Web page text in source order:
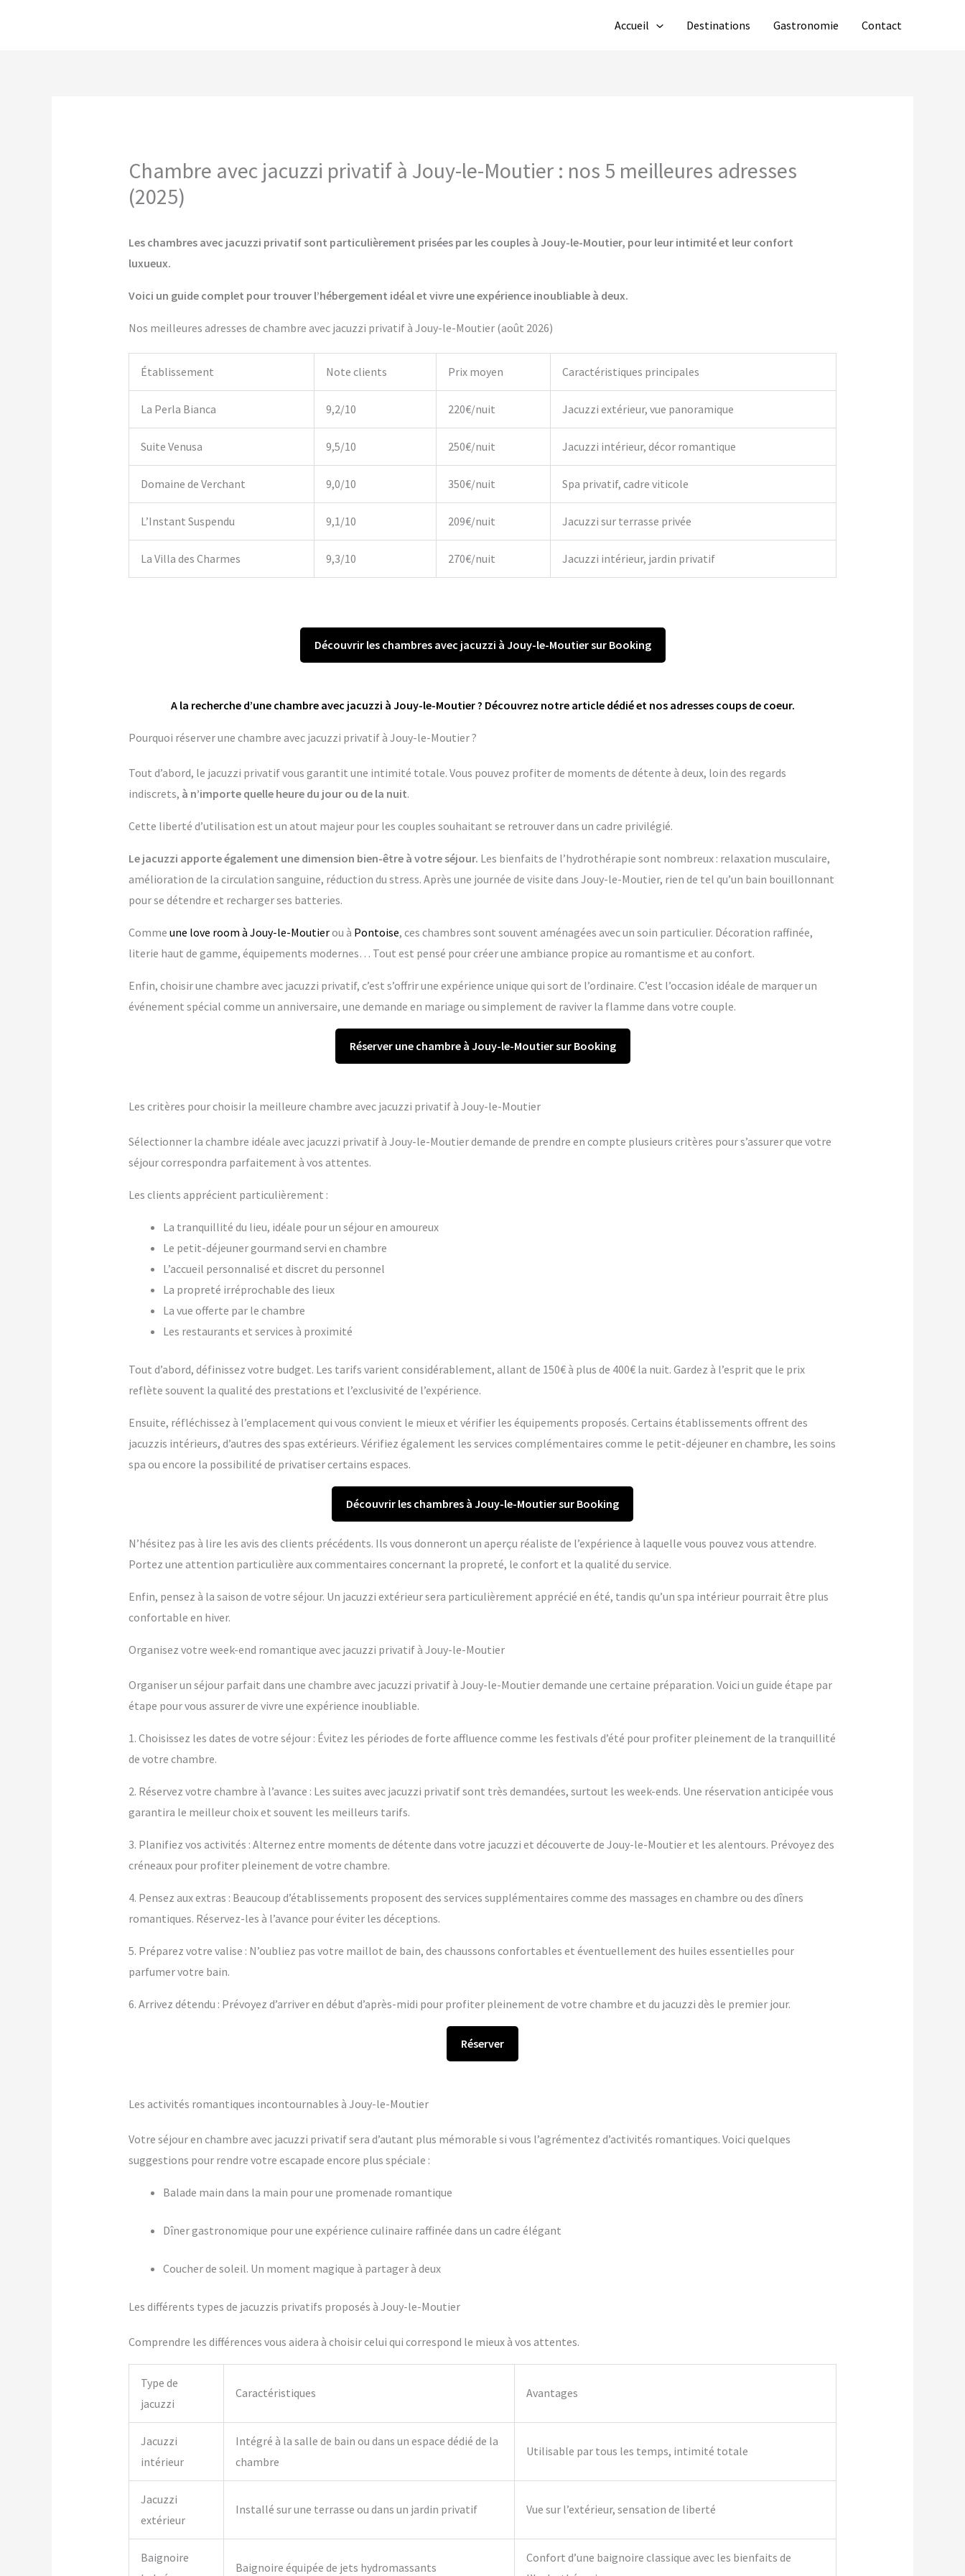
Accueil Destinations Gastronomie Contact
Chambre avec jacuzzi privatif à Jouy-le-Moutier : nos 5 meilleures adresses
(2025)
Les chambres avec jacuzzi privatif sont particulièrement prisées par les couples à Jouy-le-Moutier, pour leur intimité et leur confort
luxueux.
Voici un guide complet pour trouver l’hébergement idéal et vivre une expérience inoubliable à deux.
Nos meilleures adresses de chambre avec jacuzzi privatif à Jouy-le-Moutier (août 2026)
Établissement Note clients Prix moyen Caractéristiques principales
La Perla Bianca 9,2/10 220€/nuit Jacuzzi extérieur, vue panoramique
Suite Venusa 9,5/10 250€/nuit Jacuzzi intérieur, décor romantique
Domaine de Verchant 9,0/10 350€/nuit Spa privatif, cadre viticole
L’Instant Suspendu 9,1/10 209€/nuit Jacuzzi sur terrasse privée
La Villa des Charmes 9,3/10 270€/nuit Jacuzzi intérieur, jardin privatif
Découvrir les chambres avec jacuzzi à Jouy-le-Moutier sur Booking
A la recherche d’une chambre avec jacuzzi à Jouy-le-Moutier ? Découvrez notre article dédié et nos adresses coups de coeur.
Pourquoi réserver une chambre avec jacuzzi privatif à Jouy-le-Moutier ?
Tout d’abord, le jacuzzi privatif vous garantit une intimité totale. Vous pouvez profiter de moments de détente à deux, loin des regards
indiscrets, à n’importe quelle heure du jour ou de la nuit.
Cette liberté d’utilisation est un atout majeur pour les couples souhaitant se retrouver dans un cadre privilégié.
Le jacuzzi apporte également une dimension bien-être à votre séjour. Les bienfaits de l’hydrothérapie sont nombreux : relaxation musculaire,
amélioration de la circulation sanguine, réduction du stress. Après une journée de visite dans Jouy-le-Moutier, rien de tel qu’un bain bouillonnant
pour se détendre et recharger ses batteries.
Comme une love room à Jouy-le-Moutierou à Pontoise, ces chambres sont souvent aménagées avec un soin particulier. Décoration raffinée,
literie haut de gamme, équipements modernes… Tout est pensé pour créer une ambiance propice au romantisme et au confort.
Enfin, choisir une chambre avec jacuzzi privatif, c’est s’offrir une expérience unique qui sort de l’ordinaire. C’est l’occasion idéale de marquer un
événement spécial comme un anniversaire, une demande en mariage ou simplement de raviver la flamme dans votre couple.
Réserver une chambre à Jouy-le-Moutier sur Booking
Les critères pour choisir la meilleure chambre avec jacuzzi privatif à Jouy-le-Moutier
Sélectionner la chambre idéale avec jacuzzi privatif à Jouy-le-Moutier demande de prendre en compte plusieurs critères pour s’assurer que votre
séjour correspondra parfaitement à vos attentes.
Les clients apprécient particulièrement :
La tranquillité du lieu, idéale pour un séjour en amoureux
Le petit-déjeuner gourmand servi en chambre
L’accueil personnalisé et discret du personnel
La propreté irréprochable des lieux
La vue offerte par le chambre
Les restaurants et services à proximité
Tout d’abord, définissez votre budget. Les tarifs varient considérablement, allant de 150€ à plus de 400€ la nuit. Gardez à l’esprit que le prix
reflète souvent la qualité des prestations et l’exclusivité de l’expérience.
Ensuite, réfléchissez à l’emplacement qui vous convient le mieux et vérifier les équipements proposés. Certains établissements offrent des
jacuzzis intérieurs, d’autres des spas extérieurs. Vérifiez également les services complémentaires comme le petit-déjeuner en chambre, les soins
spa ou encore la possibilité de privatiser certains espaces.
Découvrir les chambres à Jouy-le-Moutier sur Booking
N’hésitez pas à lire les avis des clients précédents. Ils vous donneront un aperçu réaliste de l’expérience à laquelle vous pouvez vous attendre.
Portez une attention particulière aux commentaires concernant la propreté, le confort et la qualité du service.
Enfin, pensez à la saison de votre séjour. Un jacuzzi extérieur sera particulièrement apprécié en été, tandis qu’un spa intérieur pourrait être plus
confortable en hiver.
Organisez votre week-end romantique avec jacuzzi privatif à Jouy-le-Moutier
Organiser un séjour parfait dans une chambre avec jacuzzi privatif à Jouy-le-Moutier demande une certaine préparation. Voici un guide étape par
étape pour vous assurer de vivre une expérience inoubliable.
1. Choisissez les dates de votre séjour : Évitez les périodes de forte affluence comme les festivals d’été pour profiter pleinement de la tranquillité
de votre chambre.
2. Réservez votre chambre à l’avance : Les suites avec jacuzzi privatif sont très demandées, surtout les week-ends. Une réservation anticipée vous
garantira le meilleur choix et souvent les meilleurs tarifs.
3. Planifiez vos activités : Alternez entre moments de détente dans votre jacuzzi et découverte de Jouy-le-Moutier et les alentours. Prévoyez des
créneaux pour profiter pleinement de votre chambre.
4. Pensez aux extras : Beaucoup d’établissements proposent des services supplémentaires comme des massages en chambre ou des dîners
romantiques. Réservez-les à l’avance pour éviter les déceptions.
5. Préparez votre valise : N’oubliez pas votre maillot de bain, des chaussons confortables et éventuellement des huiles essentielles pour
parfumer votre bain.
6. Arrivez détendu : Prévoyez d’arriver en début d’après-midi pour profiter pleinement de votre chambre et du jacuzzi dès le premier jour.
Réserver
Les activités romantiques incontournables à Jouy-le-Moutier
Votre séjour en chambre avec jacuzzi privatif sera d’autant plus mémorable si vous l’agrémentez d’activités romantiques. Voici quelques
suggestions pour rendre votre escapade encore plus spéciale :
Balade main dans la main pour une promenade romantique
Dîner gastronomique pour une expérience culinaire raffinée dans un cadre élégant
Coucher de soleil. Un moment magique à partager à deux
Les différents types de jacuzzis privatifs proposés à Jouy-le-Moutier
Comprendre les différences vous aidera à choisir celui qui correspond le mieux à vos attentes.
Type de
jacuzzi
Caractéristiques Avantages
Jacuzzi
intérieur
Intégré à la salle de bain ou dans un espace dédié de la
chambre
Utilisable par tous les temps, intimité totale
Jacuzzi
extérieur
Installé sur une terrasse ou dans un jardin privatif Vue sur l’extérieur, sensation de liberté
Baignoire
Baignoire équipée de jets hydromassants
Confort d’une baignoire classique avec les bienfaits de